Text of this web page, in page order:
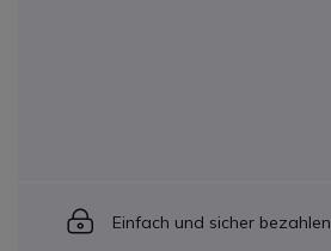
Icon
Einfach und sicher bezahlen